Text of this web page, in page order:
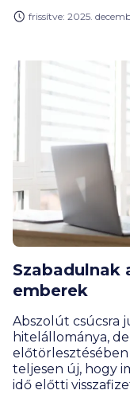
Megmutatjuk,
frissítve: 2025.
Szabadulnak
emberek
Abszolút csúcsra
hitelállománya,
előtörlesztésében
teljesen új, hogy
idő előtti